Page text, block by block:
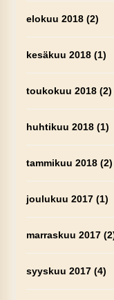
elokuu 2018(2)
kesäkuu 2018(1)
toukokuu 2018(2)
huhtikuu 2018(1)
tammikuu 2018(2)
joulukuu 2017(1)
marraskuu 2017
syyskuu 2017(4)